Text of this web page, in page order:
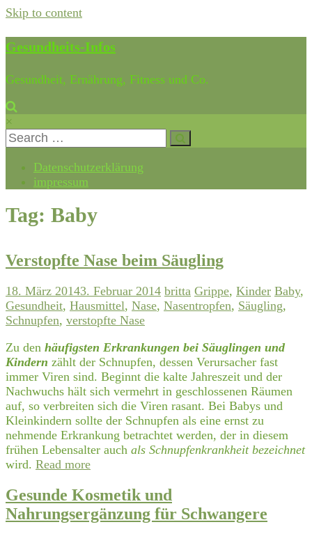
Skip to content
Gesundheits-Infos
Gesundheit, Ernährung, Fitness und Co.
×
Datenschutzerklärung
impressum
Tag: Baby
Verstopfte Nase beim Säugling
18. März 20143. Februar 2014 britta Grippe, Kinder Baby,
Gesundheit, Hausmittel, Nase, Nasentropfen, Säugling,
Schnupfen, verstopfte Nase
Zu den häufigsten Erkrankungen bei Säuglingen und
Kindern zählt der Schnupfen, dessen Verursacher fast
immer Viren sind. Beginnt die kalte Jahreszeit und der
Nachwuchs hält sich vermehrt in geschlossenen Räumen
auf, so verbreiten sich die Viren rasant. Bei Babys und
Kleinkindern sollte der Schnupfen als eine ernst zu
nehmende Erkrankung betrachtet werden, der in diesem
frühen Lebensalter auch als Schnupfenkrankheit bezeichnet
wird. Read more
Gesunde Kosmetik und
Nahrungsergänzung für Schwangere